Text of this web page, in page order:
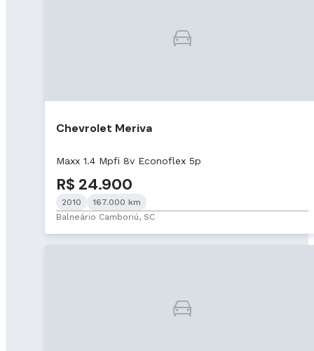
Chevrolet Meriva
Maxx 1.4 Mpfi 8v Econoflex 5p
R$ 24.900
2010
167.000 km
Balneário Camboriú, SC